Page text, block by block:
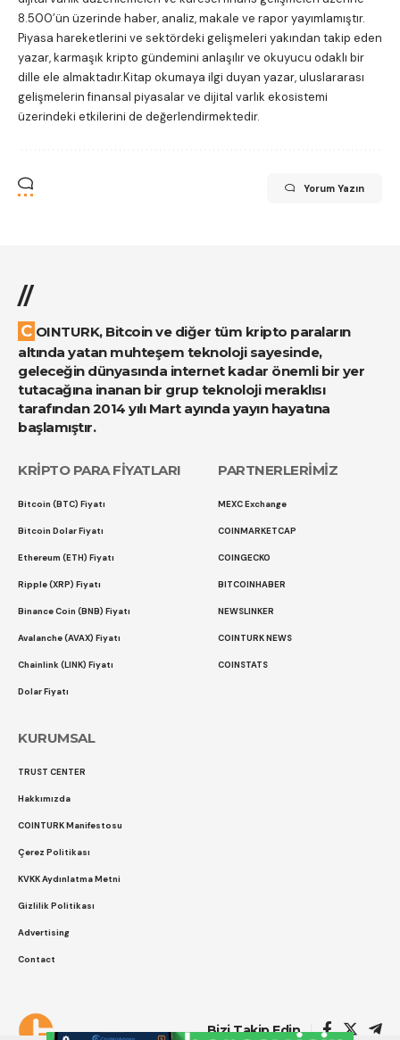
8.500’ün üzerinde haber, analiz, makale ve rapor yayımlamıştır.
Piyasa hareketlerini ve sektördeki gelişmeleri yakından takip eden
yazar, karmaşık kripto gündemini anlaşılır ve okuyucu odaklı bir
dille ele almaktadır.Kitap okumaya ilgi duyan yazar, uluslararası
gelişmelerin finansal piyasalar ve dijital varlık ekosistemi
üzerindeki etkilerini de değerlendirmektedir.
Yorum Yazın
//
COINTURK, Bitcoin ve diğer tüm kripto paraların
altında yatan muhteşem teknoloji sayesinde,
geleceğin dünyasında internet kadar önemli bir yer
tutacağına inanan bir grup teknoloji meraklısı
tarafından 2014 yılı Mart ayında yayın hayatına
başlamıştır.
KRİPTO PARA FİYATLARI
Bitcoin (BTC) Fiyatı
Bitcoin Dolar Fiyatı
Ethereum (ETH) Fiyatı
Ripple (XRP) Fiyatı
Binance Coin (BNB) Fiyatı
Avalanche (AVAX) Fiyatı
Chainlink (LINK) Fiyatı
Dolar Fiyatı
PARTNERLERİMİZ
MEXC Exchange
COINMARKETCAP
COINGECKO
BITCOINHABER
NEWSLINKER
COINTURK NEWS
COINSTATS
KURUMSAL
TRUST CENTER
Hakkımızda
COINTURK Manifestosu
Çerez Politikası
KVKK Aydınlatma Metni
Gizlilik Politikası
Advertising
Contact
Bizi Takip Edin
Çerez Politikası Gizlilik Politikası